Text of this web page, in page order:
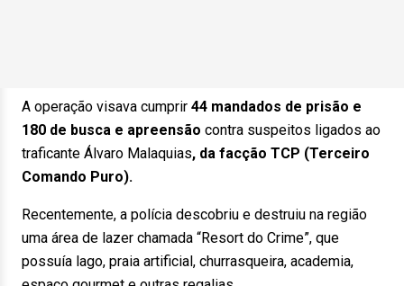
A operação visava cumprir 44 mandados de prisão e
180 de busca e apreensão contra suspeitos ligados ao
traficante Álvaro Malaquias, da facção TCP (Terceiro
Comando Puro).
Recentemente, a polícia descobriu e destruiu na região
uma área de lazer chamada “Resort do Crime”, que
possuía lago, praia artificial, churrasqueira, academia,